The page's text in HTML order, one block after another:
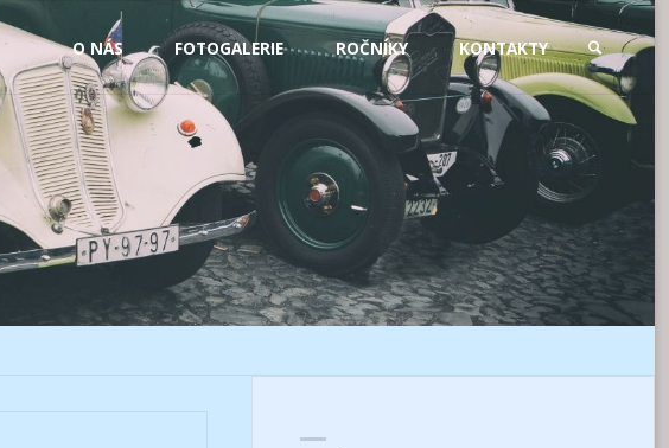
to
content
O NÁS FOTOGALERIE ROČNÍKY KONTAKTY
SEARCH